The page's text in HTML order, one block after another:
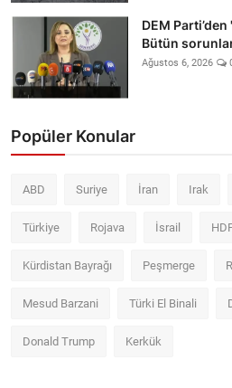
DEM
Bütün
Ağustos 6, 2026
Popüler Konular
ABD Suriye İran Irak
Türkiye Rojava İsrail
Kürdistan Bayrağı Peşmerge
Mesud Barzani Türki El Binali
Donald Trump Kerkük